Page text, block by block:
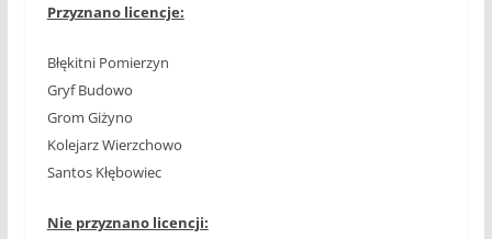
Przyznano licencje:
Błękitni Pomierzyn
Gryf Budowo
Grom Giżyno
Kolejarz Wierzchowo
Santos Kłębowiec
Nie przyznano licencji: